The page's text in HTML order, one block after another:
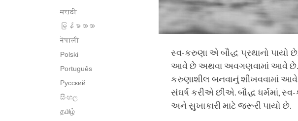
मराठी
မြန်မာဘာသာ
नेपाली
Polski
Português
Русский
සිංහල
தமிழ்
સ્વ-કરુણા એ બૌદ્ધ પ્રથાનો પાયો
આવે છે અથવા અવગણવામાં આવે છે.
કરુણાશીલ બનવાનું શીખવવામાં
સંઘર્ષ કરીએ છીએ. બૌદ્ધ ધર્મમાં,
અને સુખાકારી માટે જરૂરી પાયો છે.